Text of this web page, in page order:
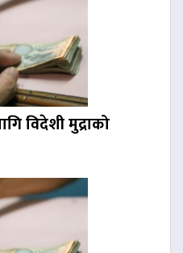
विदेशी मुद्राको